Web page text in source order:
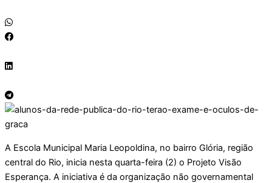
A Escola Municipal Maria Leopoldina, no bairro Glória, região
central do Rio, inicia nesta quarta-feira (2) o Projeto Visão
Esperança. A iniciativa é da organização não governamental